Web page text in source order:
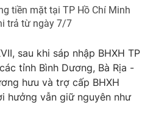
tiền mặt tại TP Hồ Chí Minh
trả từ ngày 7/7
sau khi sáp nhập BHXH TP
tỉnh Bình Dương, Bà Rịa -
hưu và trợ cấp BHXH
hưởng vẫn giữ nguyên như